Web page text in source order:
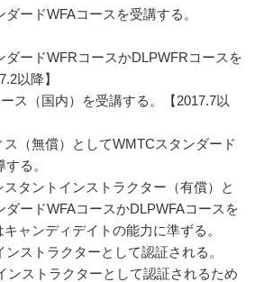
ダードWFAコースを受講する。
ダードWFRコースかDLPWFRコースを
以降】
ス（国内）を受講する。【2017.7以
ス（無償）としてWMTCスタンダード
る。
スタントインストラクター（有償）と
ダードWFAコースかDLPWFAコースを
ャンディデイトの能力に準ずる。
ンストラクターとして認証される。
ンストラクターとして認証されるため